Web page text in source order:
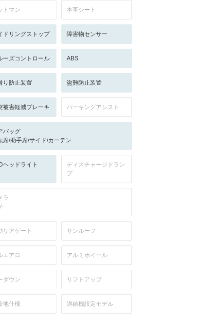
トマン 本革シート
ドリングストップ 障害物センサー
ーズコントロール ABS
り防止装置 盗難防止装置
被害軽減ブレーキ パーキングアシスト
バッグ
席/助手席/サイド/カーテン
ヘッドライト
ディスチャージドラン
プ
ラ
リアゲート サンルーフ
エアロ アルミホイール
ダウン リフトアップ
地仕様 過給機設定モデル